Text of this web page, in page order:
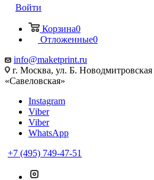
Войти
Корзина0
Отложенные0
info@maketprint.ru
г. Москва, ул. Б. Новодмитровская
«Савеловская»
Instagram
Viber
Viber
WhatsApp
+7 (495) 749-47-51